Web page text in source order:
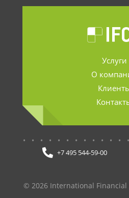
Услуги
О
+7 495 544-59-00
© 2026 International Financial